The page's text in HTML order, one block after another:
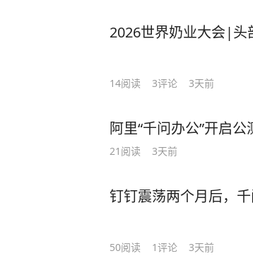
2026世界奶业大会|头
14阅读 3评论 3天前
阿里“千问办公”开启公
21 阅读 3天前
钉钉震荡两个月后，
50阅读 1评论 3天前